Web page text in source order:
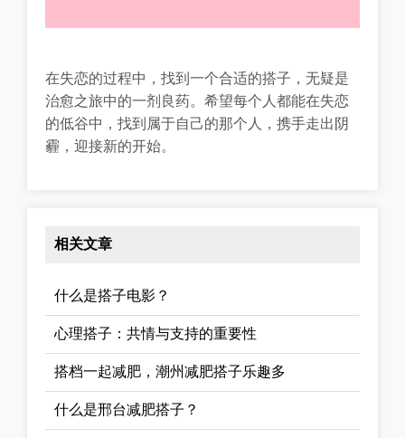
在失恋的过程中，找到一个合适的搭子，无疑是
治愈之旅中的一剂良药。希望每个人都能在失恋
的低谷中，找到属于自己的那个人，携手走出阴
霾，迎接新的开始。
相关文章
什么是搭子电影？
心理搭子：共情与支持的重要性
搭档一起减肥，潮州减肥搭子乐趣多
什么是邢台减肥搭子？